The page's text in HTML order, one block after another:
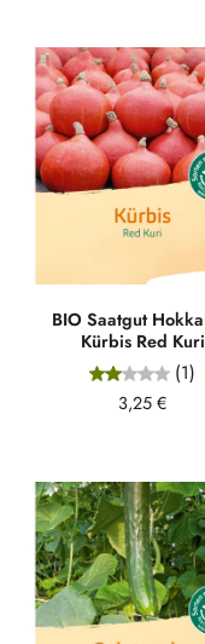
BIO Saatgut
Kürbis Red Kuri
(1)
3,25 €